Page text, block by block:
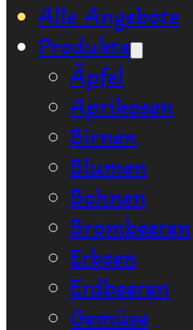
Alle Angebote
Produkte
Äpfel
Aprikosen
Birnen
Blumen
Bohnen
Brombeeren
Erbsen
Erdbeeren
Gemüse